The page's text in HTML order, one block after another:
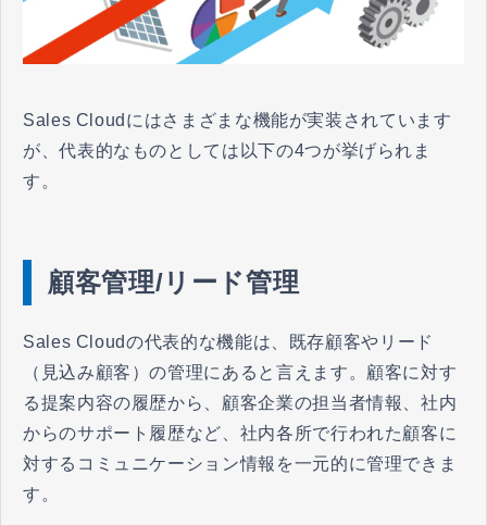
Sales Cloudにはさまざまな機能が実装されています
が、代表的なものとしては以下の4つが挙げられま
す。
顧客管理/リード管理
Sales Cloudの代表的な機能は、既存顧客やリード
（見込み顧客）の管理にあると言えます。顧客に対す
る提案内容の履歴から、顧客企業の担当者情報、社内
からのサポート履歴など、社内各所で行われた顧客に
対するコミュニケーション情報を一元的に管理できま
す。